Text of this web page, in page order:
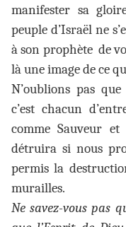
manifester sa
peuple d’Israël ne
à son prophète de
là une image de ce
N’oublions pas
c’est chacun
comme Sauveur
détruira si nous
permis la
murailles.
Ne savez-vous pas